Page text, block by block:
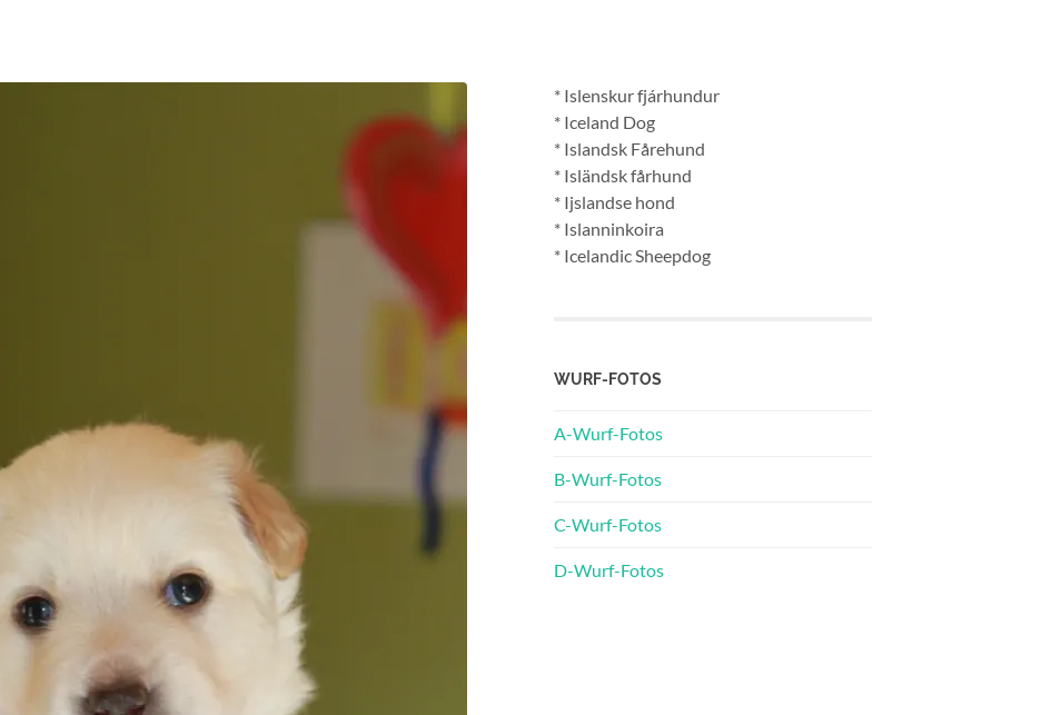
* Islenskur fjárhundur
* Iceland Dog
* Islandsk Fårehund
* Isländsk fårhund
* Ijslandse hond
* Islanninkoira
* Icelandic Sheepdog
WURF-FOTOS
A-Wurf-Fotos
B-Wurf-Fotos
C-Wurf-Fotos
D-Wurf-Fotos